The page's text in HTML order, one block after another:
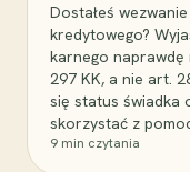
Dostałeś
kredytowego?
karnego naprawdę
297 KK, a nie art.
się status świadka
skorzystać z
9 min czytania